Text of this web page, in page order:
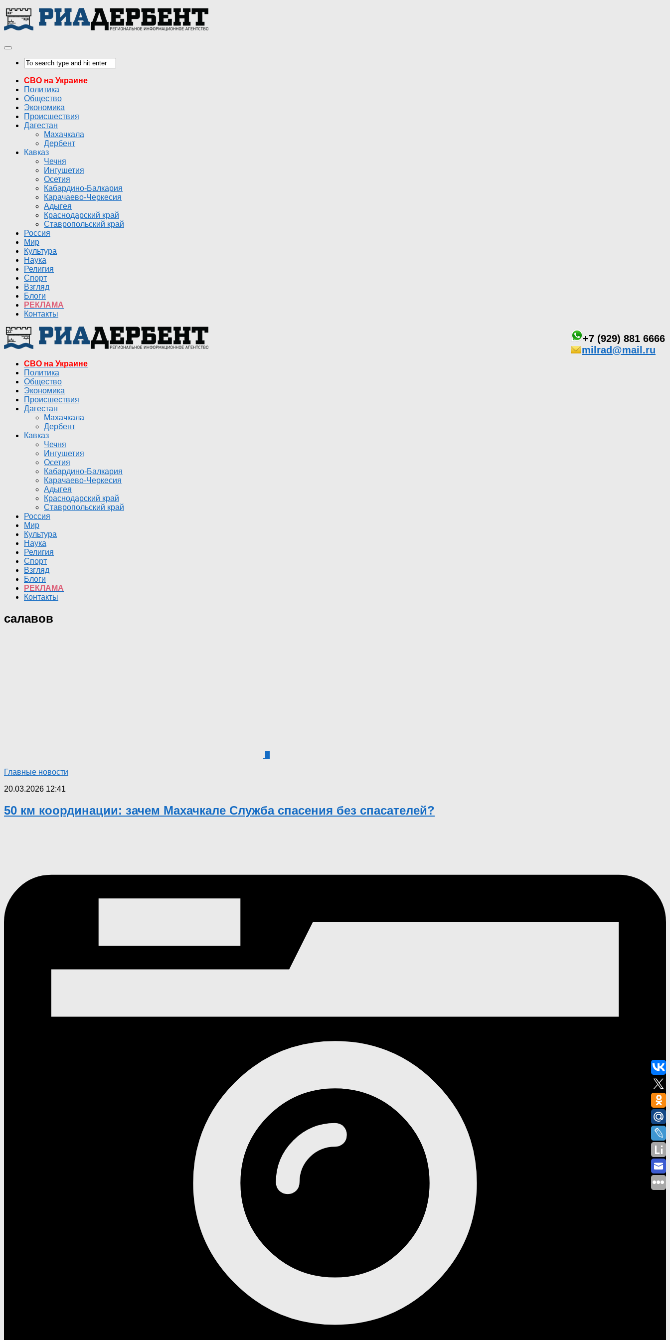
СВО на Украине
Политика
Общество
Экономика
Происшествия
Дагестан
Махачкала
Дербент
Кавказ
Чечня
Ингушетия
Осетия
Кабардино-Балкария
Карачаево-Черкесия
Адыгея
Краснодарский край
Ставропольский край
Россия
Мир
Культура
Наука
Религия
Спорт
Взгляд
Блоги
РЕКЛАМА
Контакты
+7 (929) 881 6666
milrad@mail.ru
СВО на Украине
Политика
Общество
Экономика
Происшествия
Дагестан
Махачкала
Дербент
Кавказ
Чечня
Ингушетия
Осетия
Кабардино-Балкария
Карачаево-Черкесия
Адыгея
Краснодарский край
Ставропольский край
Россия
Мир
Культура
Наука
Религия
Спорт
Взгляд
Блоги
РЕКЛАМА
Контакты
салавов
Главные новости
20.03.2026 12:41
50 км координации: зачем Махачкале Служба спасения без спасателей?